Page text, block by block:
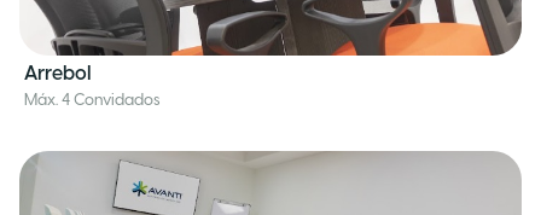
Arrebol
Máx. 4 Convidados